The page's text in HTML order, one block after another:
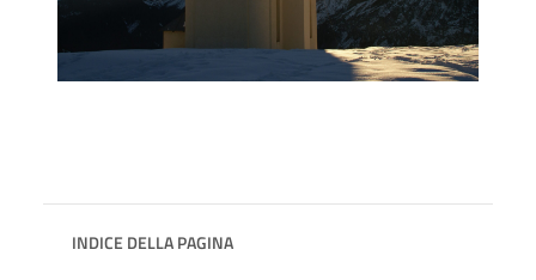
INDICE DELLA PAGINA